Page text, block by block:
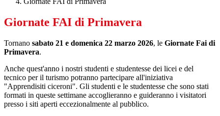
Giornate FAI di Primavera
Tornano sabato 21 e domenica 22 marzo 2026, le Giornate Fai di
Primavera.
Anche quest'anno i nostri studenti e studentesse dei licei e del
tecnico per il turismo potranno partecipare all'iniziativa
"Apprendisiti ciceroni". Gli studenti e le studentesse che sono stati
formati in queste settimane accoglieranno e guideranno i visitatori
presso i siti aperti eccezionalmente al pubblico.